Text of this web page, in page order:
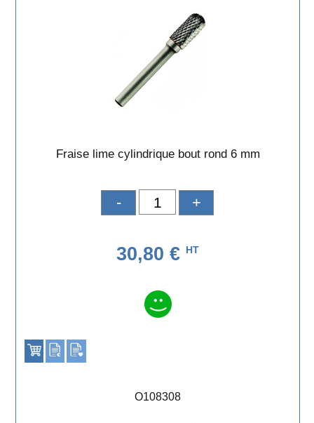
Fraise lime cylindrique bout rond 6 mm
- +
30,80 € HT
O108308